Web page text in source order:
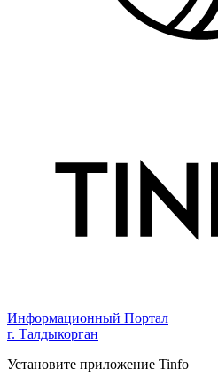
Информационный Портал
г. Талдыкорган
Установите приложение Tinfo